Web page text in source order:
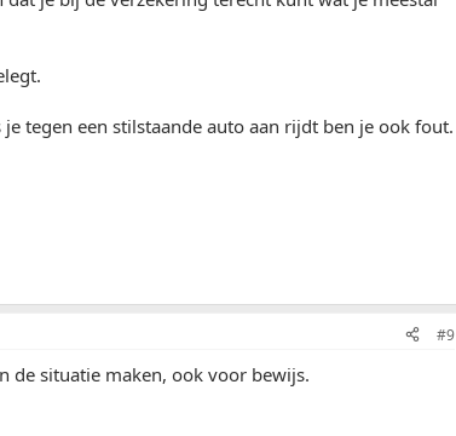
tegen een stilstaande auto aan rijdt ben je ook fout.
#9
de situatie maken, ook voor bewijs.